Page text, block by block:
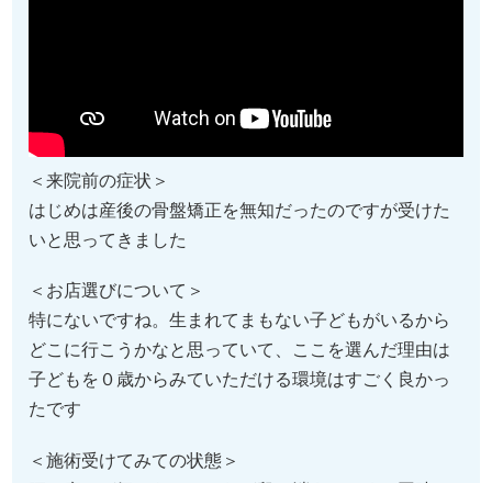
＜来院前の症状＞
はじめは産後の骨盤矯正を無知だったのですが受けた
いと思ってきました
＜お店選びについて＞
特にないですね。生まれてまもない子どもがいるから
どこに行こうかなと思っていて、ここを選んだ理由は
子どもを０歳からみていただける環境はすごく良かっ
たです
＜施術受けてみての状態＞